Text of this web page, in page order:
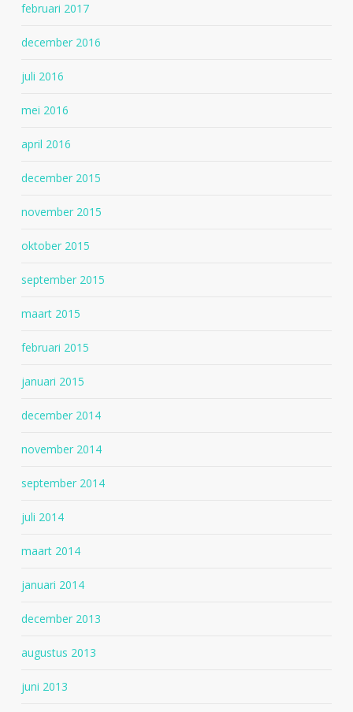
februari 2017
december 2016
juli 2016
mei 2016
april 2016
december 2015
november 2015
oktober 2015
september 2015
maart 2015
februari 2015
januari 2015
december 2014
november 2014
september 2014
juli 2014
maart 2014
januari 2014
december 2013
augustus 2013
juni 2013